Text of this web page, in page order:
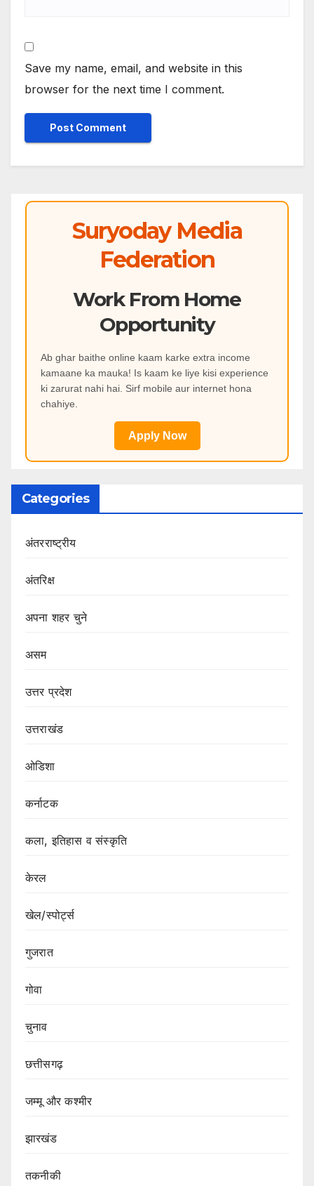
Save my name, email, and website in this
browser for the next time I comment.
Suryoday Media
Federation
Work From Home
Opportunity
Ab ghar baithe online kaam karke extra income
kamaane ka mauka! Is kaam ke liye kisi experience
ki zarurat nahi hai. Sirf mobile aur internet hona
chahiye.
Apply Now
Categories
अंतरराष्ट्रीय
अंतरिक्ष
अपना शहर चुने
असम
उत्तर प्रदेश
उत्तराखंड
ओडिशा
कर्नाटक
कला, इतिहास व संस्कृति
केरल
खेल/स्पोर्ट्स
गुजरात
गोवा
चुनाव
छत्तीसगढ़
जम्मू और कश्मीर
झारखंड
तकनीकी